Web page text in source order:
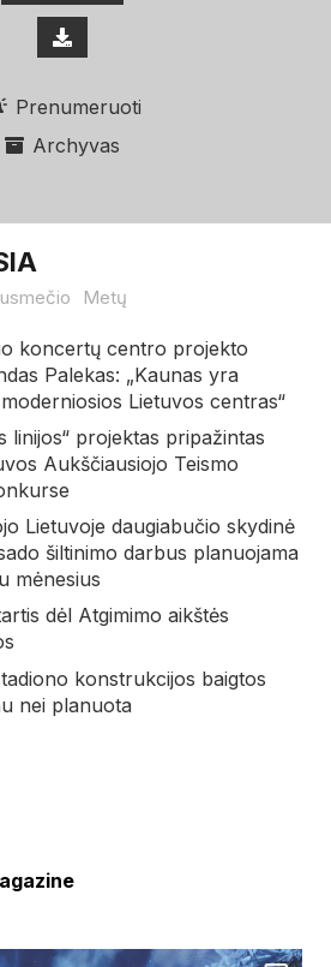
Prenumeruoti
Archyvas
Metų
koncertų centro projekto
Palekas: „Kaunas yra
Lietuvos centras“
linijos“ projektas pripažintas
Aukščiausiojo Teismo
Lietuvoje daugiabučio skydinė
šiltinimo darbus planuojama
mėnesius
dėl Atgimimo aikštės
konstrukcijos baigtos
nei planuota